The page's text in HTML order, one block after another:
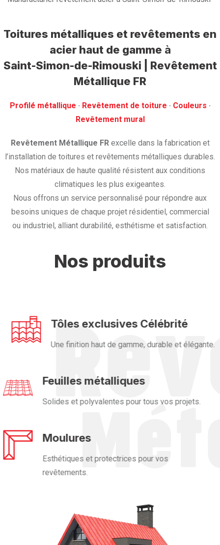
Toitures métalliques et revêtements en
acier haut de gamme à
Saint-Simon-de-Rimouski | Revêtement
Métallique FR
Profilé métallique · ‎ Revêtement de toiture · ‎ Couleurs ·
‎Revêtement mural
Revêtement Métallique FRexcelle dans la fabrication et
l’installation de toitures et revêtements métalliques durables.
Nos matériaux de haute qualité résistent aux conditions
climatiques les plus exigeantes.
Nous offrons un service personnalisé pour répondre aux
besoins uniques de chaque projet résidentiel, commercial
ou industriel, alliant durabilité, esthétisme et satisfaction.
Nos produits
Tôles exclusives Célébrité
Une finition haut de gamme, durable et élégante.
Feuilles métalliques
Solides et polyvalentes pour tous vos projets.
Moulures
Esthétiques et protectrices pour vos
revêtements.